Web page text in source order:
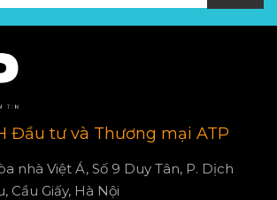
Đầu tư và Thương mại ATP
nhà Việt Á, Số 9 Duy Tân, P. Dịch
Cầu Giấy, Hà Nội